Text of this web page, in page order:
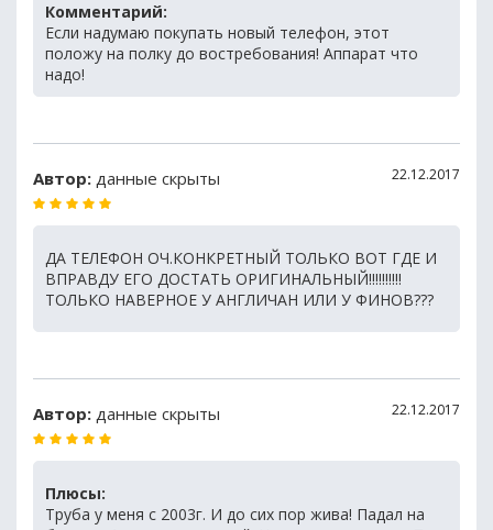
Комментарий:
Если надумаю покупать новый телефон, этот
положу на полку до востребования! Аппарат что
надо!
Автор: данные скрыты 22.12.2017
ДА ТЕЛЕФОН ОЧ.КОНКРЕТНЫЙ ТОЛЬКО ВОТ ГДЕ И
ВПРАВДУ ЕГО ДОСТАТЬ ОРИГИНАЛЬНЫЙ!!!!!!!!!!
ТОЛЬКО НАВЕРНОЕ У АНГЛИЧАН ИЛИ У ФИНОВ???
Автор: данные скрыты 22.12.2017
Плюсы:
Труба у меня с 2003г. И до сих пор жива! Падал на